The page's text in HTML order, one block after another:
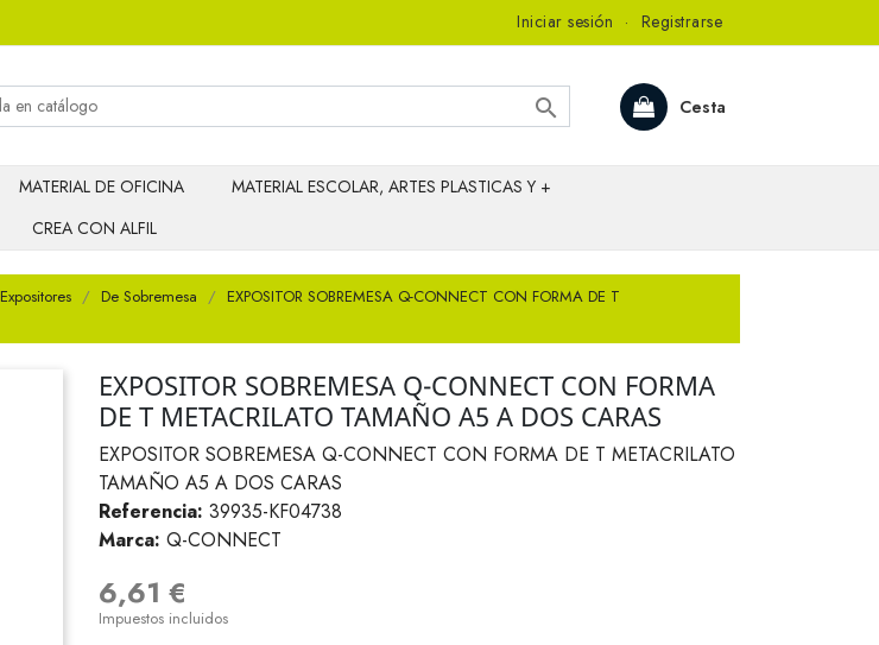
Iniciar sesión · Registrarse
Cesta

MATERIAL DE OFICINA
MATERIAL ESCOLAR, ARTES PLASTICAS Y +
CREA CON ALFIL
Expositores De Sobremesa
EXPOSITOR SOBREMESA Q-CONNECT CON FORMA DE T
EXPOSITOR SOBREMESA Q-CONNECT CON FORMA
DE T METACRILATO TAMAÑO A5 A DOS CARAS
EXPOSITOR SOBREMESA Q-CONNECT CON FORMA DE T METACRILATO
TAMAÑO A5 A DOS CARAS
Referencia: 39935-KF04738
Marca: Q-CONNECT
6,61 €
Impuestos incluidos